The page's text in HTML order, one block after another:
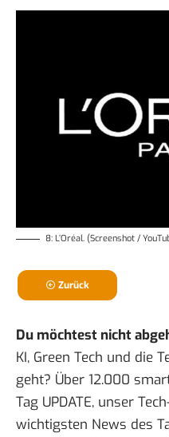
8: L’Oréal. (Screenshot /
Zurück
Du möchtest nicht
KI, Green Tech und die
geht? Über 12.000
Tag UPDATE, unser
wichtigsten News des